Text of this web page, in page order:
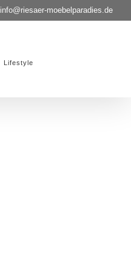
info@riesaer-moebelparadies.de
Lifestyle